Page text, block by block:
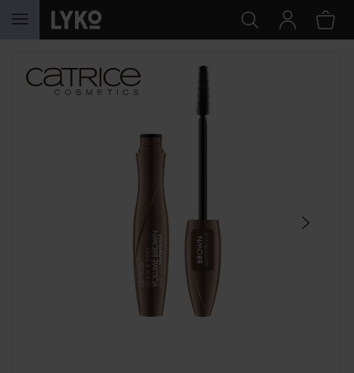
HOPPA TILL INNEHÅLLET
HOPPA ÖVER SEKTIONEN